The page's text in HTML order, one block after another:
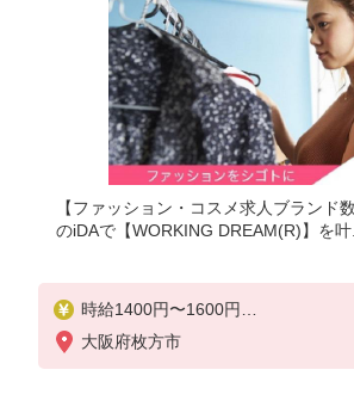
【ファッション・コスメ求人ブランド
のiDAで【WORKING DREAM(R)】を叶
時給1400円〜1600円
ご経験・スキルにより考慮致します
大阪府枚方市